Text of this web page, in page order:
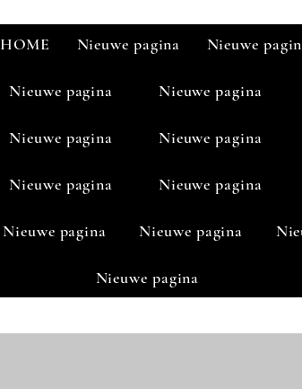
HOME Nieuwe pagina Nieuwe
Nieuwe pagina Nieuwe pagina
Nieuwe pagina Nieuwe pagina
Nieuwe pagina Nieuwe pagina
Nieuwe pagina Nieuwe pagina
Nieuwe pagina